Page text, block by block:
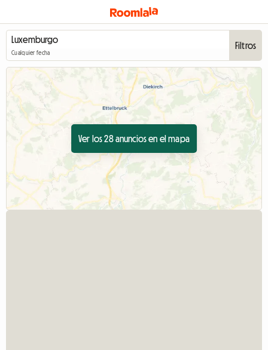
Cualquier fecha
Filtros
Ver los 28 anuncios en el mapa